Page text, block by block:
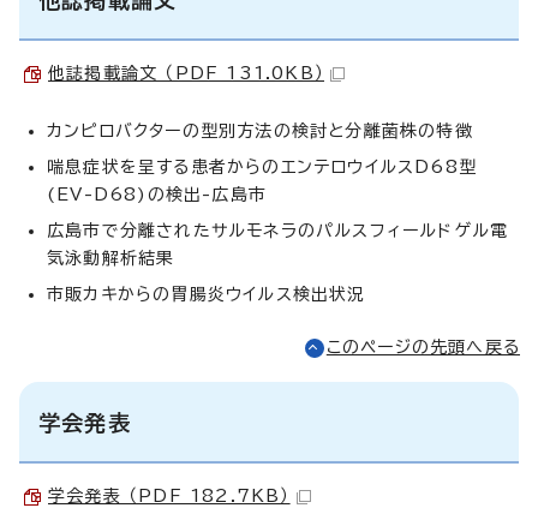
他誌掲載論文 （PDF 131.0KB）
カンピロバクターの型別方法の検討と分離菌株の特徴
喘息症状を呈する患者からのエンテロウイルスD68型
(EV-D68)の検出-広島市
広島市で分離されたサルモネラのパルスフィールドゲル電
気泳動解析結果
市販カキからの胃腸炎ウイルス検出状況
このページの先頭へ戻る
学会発表
学会発表 （PDF 182.7KB）